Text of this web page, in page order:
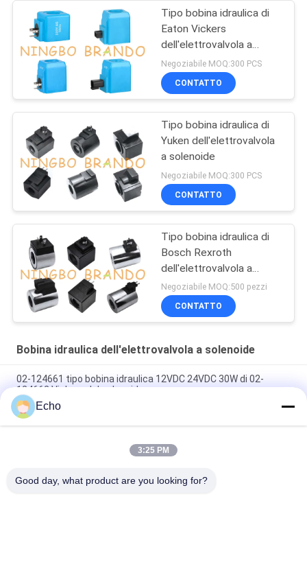
Tipo bobina idraulica di
Eaton Vickers
dell'elettrovalvola a
solenoide
Negoziabile MOQ:300 PCS
CONTATTO
Tipo bobina idraulica di
Yuken dell'elettrovalvola
a solenoide
Negoziabile MOQ:300 PCS
CONTATTO
Tipo bobina idraulica di
Bosch Rexroth
dell'elettrovalvola a
solenoide
Negoziabile MOQ:500 pezzi
CONTATTO
Bobina idraulica dell'elettrovalvola a solenoide
02-124661 tipo bobina idraulica 12VDC 24VDC 30W di 02-
124662 Vickers del solenoide
Tipo bobina idraulica 02-101726 110VAC 02-101728 220VAC di
Vickers del solenoide
Tipo bobina idraulica 879141 di Vickers del solenoide 879143
Echo
3:25 PM
Good day, what product are you looking for?